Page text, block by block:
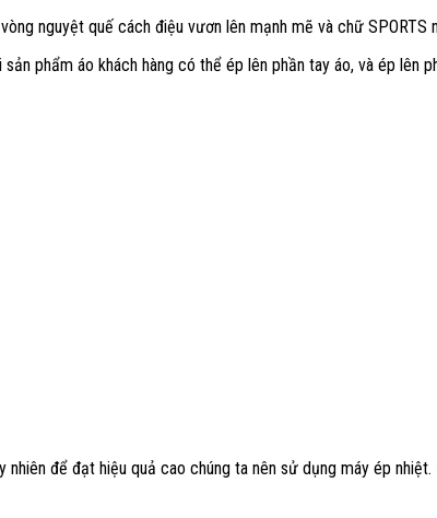
nguyệt quế cách điệu vươn lên mạnh mẽ và chữ
phẩm áo khách hàng có thể ép lên phần tay áo, và ép lên
để đạt hiệu quả cao chúng ta nên sử dụng máy ép